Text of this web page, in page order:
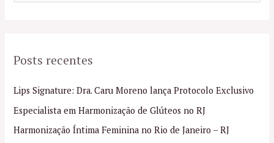
u
s
a
r
Posts recentes
Lips Signature: Dra. Caru Moreno lança Protocolo Exclusivo
Especialista em Harmonização de Glúteos no RJ
Harmonização Íntima Feminina no Rio de Janeiro – RJ